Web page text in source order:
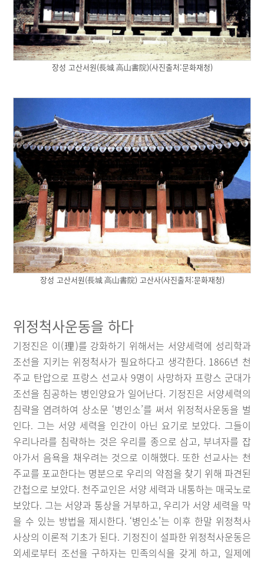
장성 고산서원(長城 高山書院)(사진출처:문화재청)
장성 고산서원(長城 高山書院) 고산사(사진출처:문화재청)
위정척사운동을 하다
기정진은 이(理)를 강화하기 위해서는 서양세력에 성리학과
조선을 지키는 위정척사가 필요하다고 생각한다. 1866년 천
주교 탄압으로 프랑스 선교사 9명이 사망하자 프랑스 군대가
조선을 침공하는 병인양요가 일어난다. 기정진은 서양세력의
침략을 염려하여 상소문 ‘병인소’를 써서 위정척사운동을 벌
인다. 그는 서양 세력을 인간이 아닌 요기로 보았다. 그들이
우리나라를 침략하는 것은 우리를 종으로 삼고, 부녀자를 잡
아가서 음욕을 채우려는 것으로 이해했다. 또한 선교사는 천
주교를 포교한다는 명분으로 우리의 약점을 찾기 위해 파견된
간첩으로 보았다. 천주교인은 서양 세력과 내통하는 매국노로
보았다. 그는 서양과 통상을 거부하고, 우리가 서양 세력을 막
을 수 있는 방법을 제시한다. ‘병인소’는 이후 한말 위정척사
사상의 이론적 기초가 된다. 기정진이 설파한 위정척사운동은
외세로부터 조선을 구하자는 민족의식을 갖게 하고, 일제에